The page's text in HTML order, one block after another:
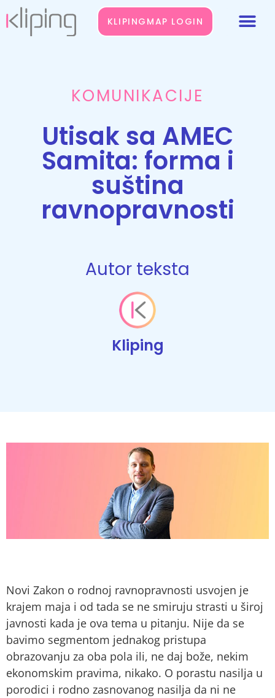
KLIPINGMAP LOGIN
KOMUNIKACIJE
Utisak sa AMEC
Samita: forma i
suština
ravnopravnosti
Autor teksta
Kliping
Novi Zakon o rodnoj ravnopravnosti usvojen je
krajem maja i od tada se ne smiruju strasti u široj
javnosti kada je ova tema u pitanju. Nije da se
bavimo segmentom jednakog pristupa
obrazovanju za oba pola ili, ne daj bože, nekim
ekonomskim pravima, nikako. O porastu nasilja u
porodici i rodno zasnovanog nasilja da ni ne